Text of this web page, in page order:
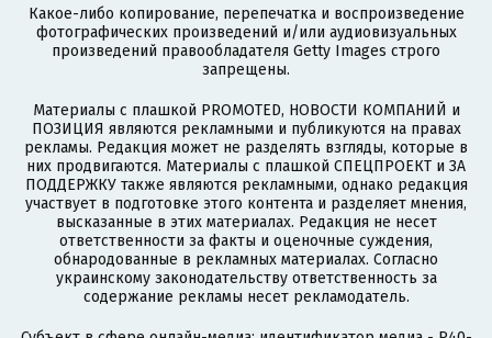
Какое-либо копирование, перепечатка и воспроизведение
фотографических произведений и/или аудиовизуальных
произведений правообладателя Getty Images строго
запрещены.
Материалы с плашкой PROMOTED, НОВОСТИ КОМПАНИЙ и
ПОЗИЦИЯ являются рекламными и публикуются на правах
рекламы. Редакция может не разделять взгляды, которые в
них продвигаются. Материалы с плашкой СПЕЦПРОЕКТ и ЗА
ПОДДЕРЖКУ также являются рекламными, однако редакция
участвует в подготовке этого контента и разделяет мнения,
высказанные в этих материалах. Редакция не несет
ответственности за факты и оценочные суждения,
обнародованные в рекламных материалах. Согласно
украинскому законодательству ответственность за
содержание рекламы несет рекламодатель.